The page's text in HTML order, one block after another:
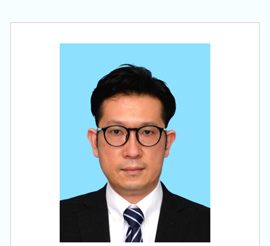
会社設立 費用
法人税 申告 提出書類
役員報酬 節税
事業承継 相続
自社株 事業承継
生命保険 相続対策
相続税 減らす
相続税 対策 贈与
税務顧問 税理士 相談 秋葉区
創業支援 税理士 相談 聖籠町
創業支援 税理士 相談 新潟市東区
税務顧問 税理士 相談 新発田市
税務顧問 税理士 相談 田上町
創業支援 税理士 相談 新発田市
創業支援 税理士 相談 新潟市南区
相続 税理士 相談 秋葉区
税務顧問 税理士 相談 新潟市東区
創業支援 税理士 相談 長岡市